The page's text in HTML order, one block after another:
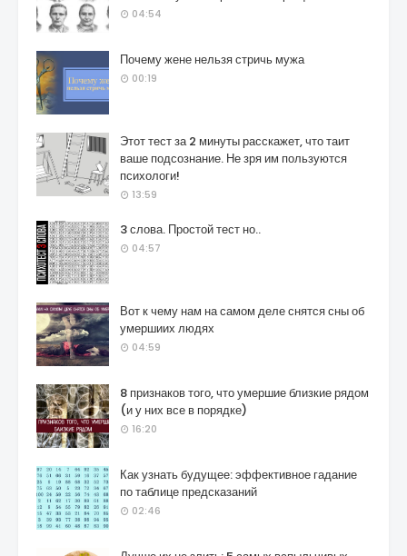
04:54
Почему жене нельзя стричь мужа
00:19
Этот тест за 2 минуты расскажет, что таит
ваше подсознание. Не зря им пользуются
психологи!
13:59
3 слова. Простой тест но..
04:57
Вот к чему нам на самом деле снятся сны об
умершиих людях
04:59
8 признаков того, что умершие близкие рядом
(и у них все в порядке)
16:20
Как узнать будущее: эффективное гадание
по таблице предсказаний
02:46